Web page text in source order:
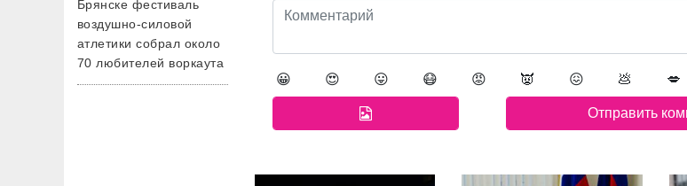
Брянске фестиваль
воздушно-силовой
атлетики собрал около
70 любителей воркаута
😀 😍 😛 😷 😡 👿 😖 💩 💋